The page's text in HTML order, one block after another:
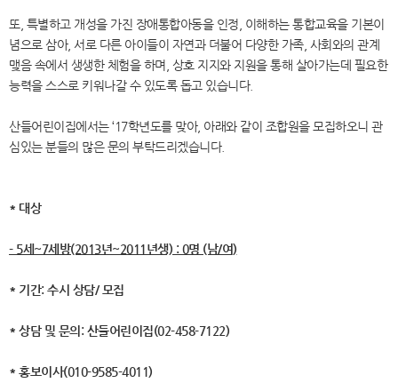
또, 특별하고 개성을 가진 장애통합아동을 인정, 이해하는 통합교육을 기본이
념으로 삼아, 서로 다른 아이들이 자연과 더불어 다양한 가족, 사회와의 관계
맺음 속에서 생생한 체험을 하며, 상호 지지와 지원을 통해 살아가는데 필요한
능력을 스스로 키워나갈 수 있도록 돕고 있습니다.
산들어린이집에서는 ‘17학년도를 맞아, 아래와 같이 조합원을 모집하오니 관
심있는 분들의 많은 문의 부탁드리겠습니다.
* 대상
- 5세~7세방(2013년~2011년생) : 0명 (남/여)
* 기간: 수시 상담/ 모집
* 상담 및 문의: 산들어린이집(02-458-7122)
* 홍보이사(010-9585-4011)